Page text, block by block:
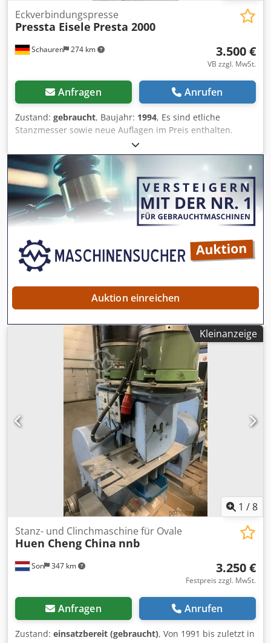
Arbeitszyklus 35 l Länge 1.100 mm, Tiefe 950 mm, Höhe
1.230 mm, Gewicht 545 kg Wir können die Maschine
Schauren 274 km
Eckverbindungspresse
Pressta Eisele Presta 2000
3.500 €
VB zzgl. MwSt.
Anfragen Anrufen
Zustand: gebraucht, Baujahr: 1994, Es sind etliche
Stanzmesser sowie neue Auflagen im Preis enthalten.
Auktion einreichen
Kleinanzeige
1 /8
Son 347 km
Stanz- und Clinchmaschine für Ovale
Huen Cheng China nnb
3.250 €
Festpreis zzgl. MwSt.
Anfragen Anrufen
Zustand: einsatzbereit (gebraucht), Von 1991 bis zuletzt in